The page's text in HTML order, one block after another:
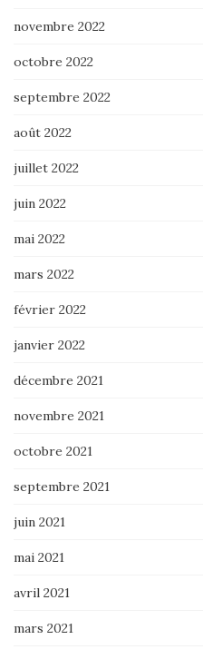
novembre 2022
octobre 2022
septembre 2022
août 2022
juillet 2022
juin 2022
mai 2022
mars 2022
février 2022
janvier 2022
décembre 2021
novembre 2021
octobre 2021
septembre 2021
juin 2021
mai 2021
avril 2021
mars 2021